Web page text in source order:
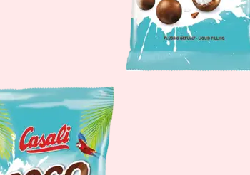
Čokoladne Banane minis
110g